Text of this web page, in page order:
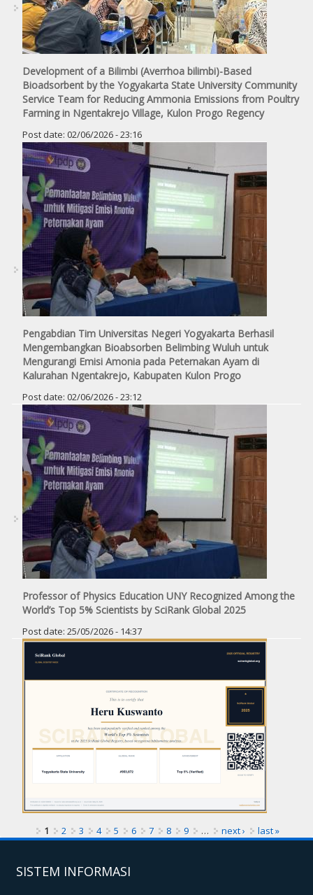
Development of a Bilimbi (Averrhoa bilimbi)-Based
Bioadsorbent by the Yogyakarta State University Community
Service Team for Reducing Ammonia Emissions from Poultry
Farming in Ngentakrejo Village, Kulon Progo Regency
Post date: 02/06/2026 - 23:16
Pengabdian Tim Universitas Negeri Yogyakarta Berhasil
Mengembangkan Bioabsorben Belimbing Wuluh untuk
Mengurangi Emisi Amonia pada Peternakan Ayam di
Kalurahan Ngentakrejo, Kabupaten Kulon Progo
Post date: 02/06/2026 - 23:12
Professor of Physics Education UNY Recognized Among the
World’s Top 5% Scientists by SciRank Global 2025
Post date: 25/05/2026 - 14:37
Pages
1 2 3 4 5 6 7 8 9 … next › last »
SISTEM INFORMASI